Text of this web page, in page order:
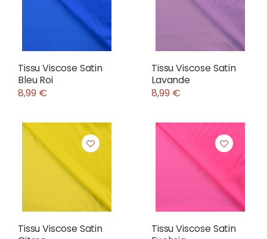
Tissu Viscose Satin
Bleu Roi
8,99 €
Tissu Viscose Satin
Lavande
8,99 €
Tissu Viscose Satin
Tissu Viscose Satin